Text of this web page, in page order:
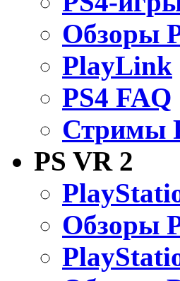
Обзоры
PlayLink
PS4 FAQ
Стримы
PS VR 2
Обзоры